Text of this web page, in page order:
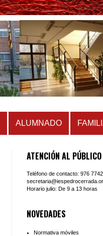
ALUMNADO
ATENCIÓN AL PÚBLICO
Teléfono de contacto: 976
Horario julio: De 9 a 13 horas
NOVEDADES
Normativa móviles